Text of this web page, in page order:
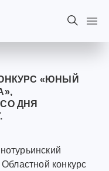
«ЮНЫЙ
ДНЯ
конкурс